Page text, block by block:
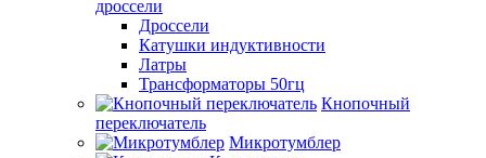
дроссели
Дроссели
Катушки индуктивности
Латры
Трансформаторы 50гц
Кнопочный
переключатель
Микротумблер